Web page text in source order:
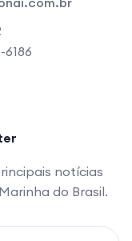
6186
notícias
do Brasil.